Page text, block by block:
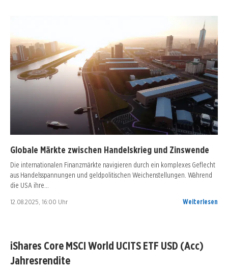
Globale Märkte zwischen Handelskrieg und Zinswende
Die internationalen Finanzmärkte navigieren durch ein komplexes Geflecht
aus Handelsspannungen und geldpolitischen Weichenstellungen. Während
die USA ihre…
12.08.2025, 16:00 Uhr Weiterlesen
iShares Core MSCI World UCITS ETF USD (Acc)
Jahresrendite